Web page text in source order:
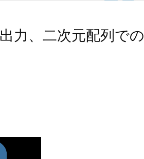
力、二次元配列での